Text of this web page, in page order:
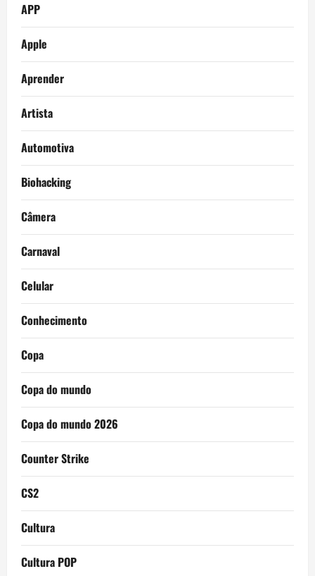
APP
Apple
Aprender
Artista
Automotiva
Biohacking
Câmera
Carnaval
Celular
Conhecimento
Copa
Copa do mundo
Copa do mundo 2026
Counter Strike
CS2
Cultura
Cultura POP